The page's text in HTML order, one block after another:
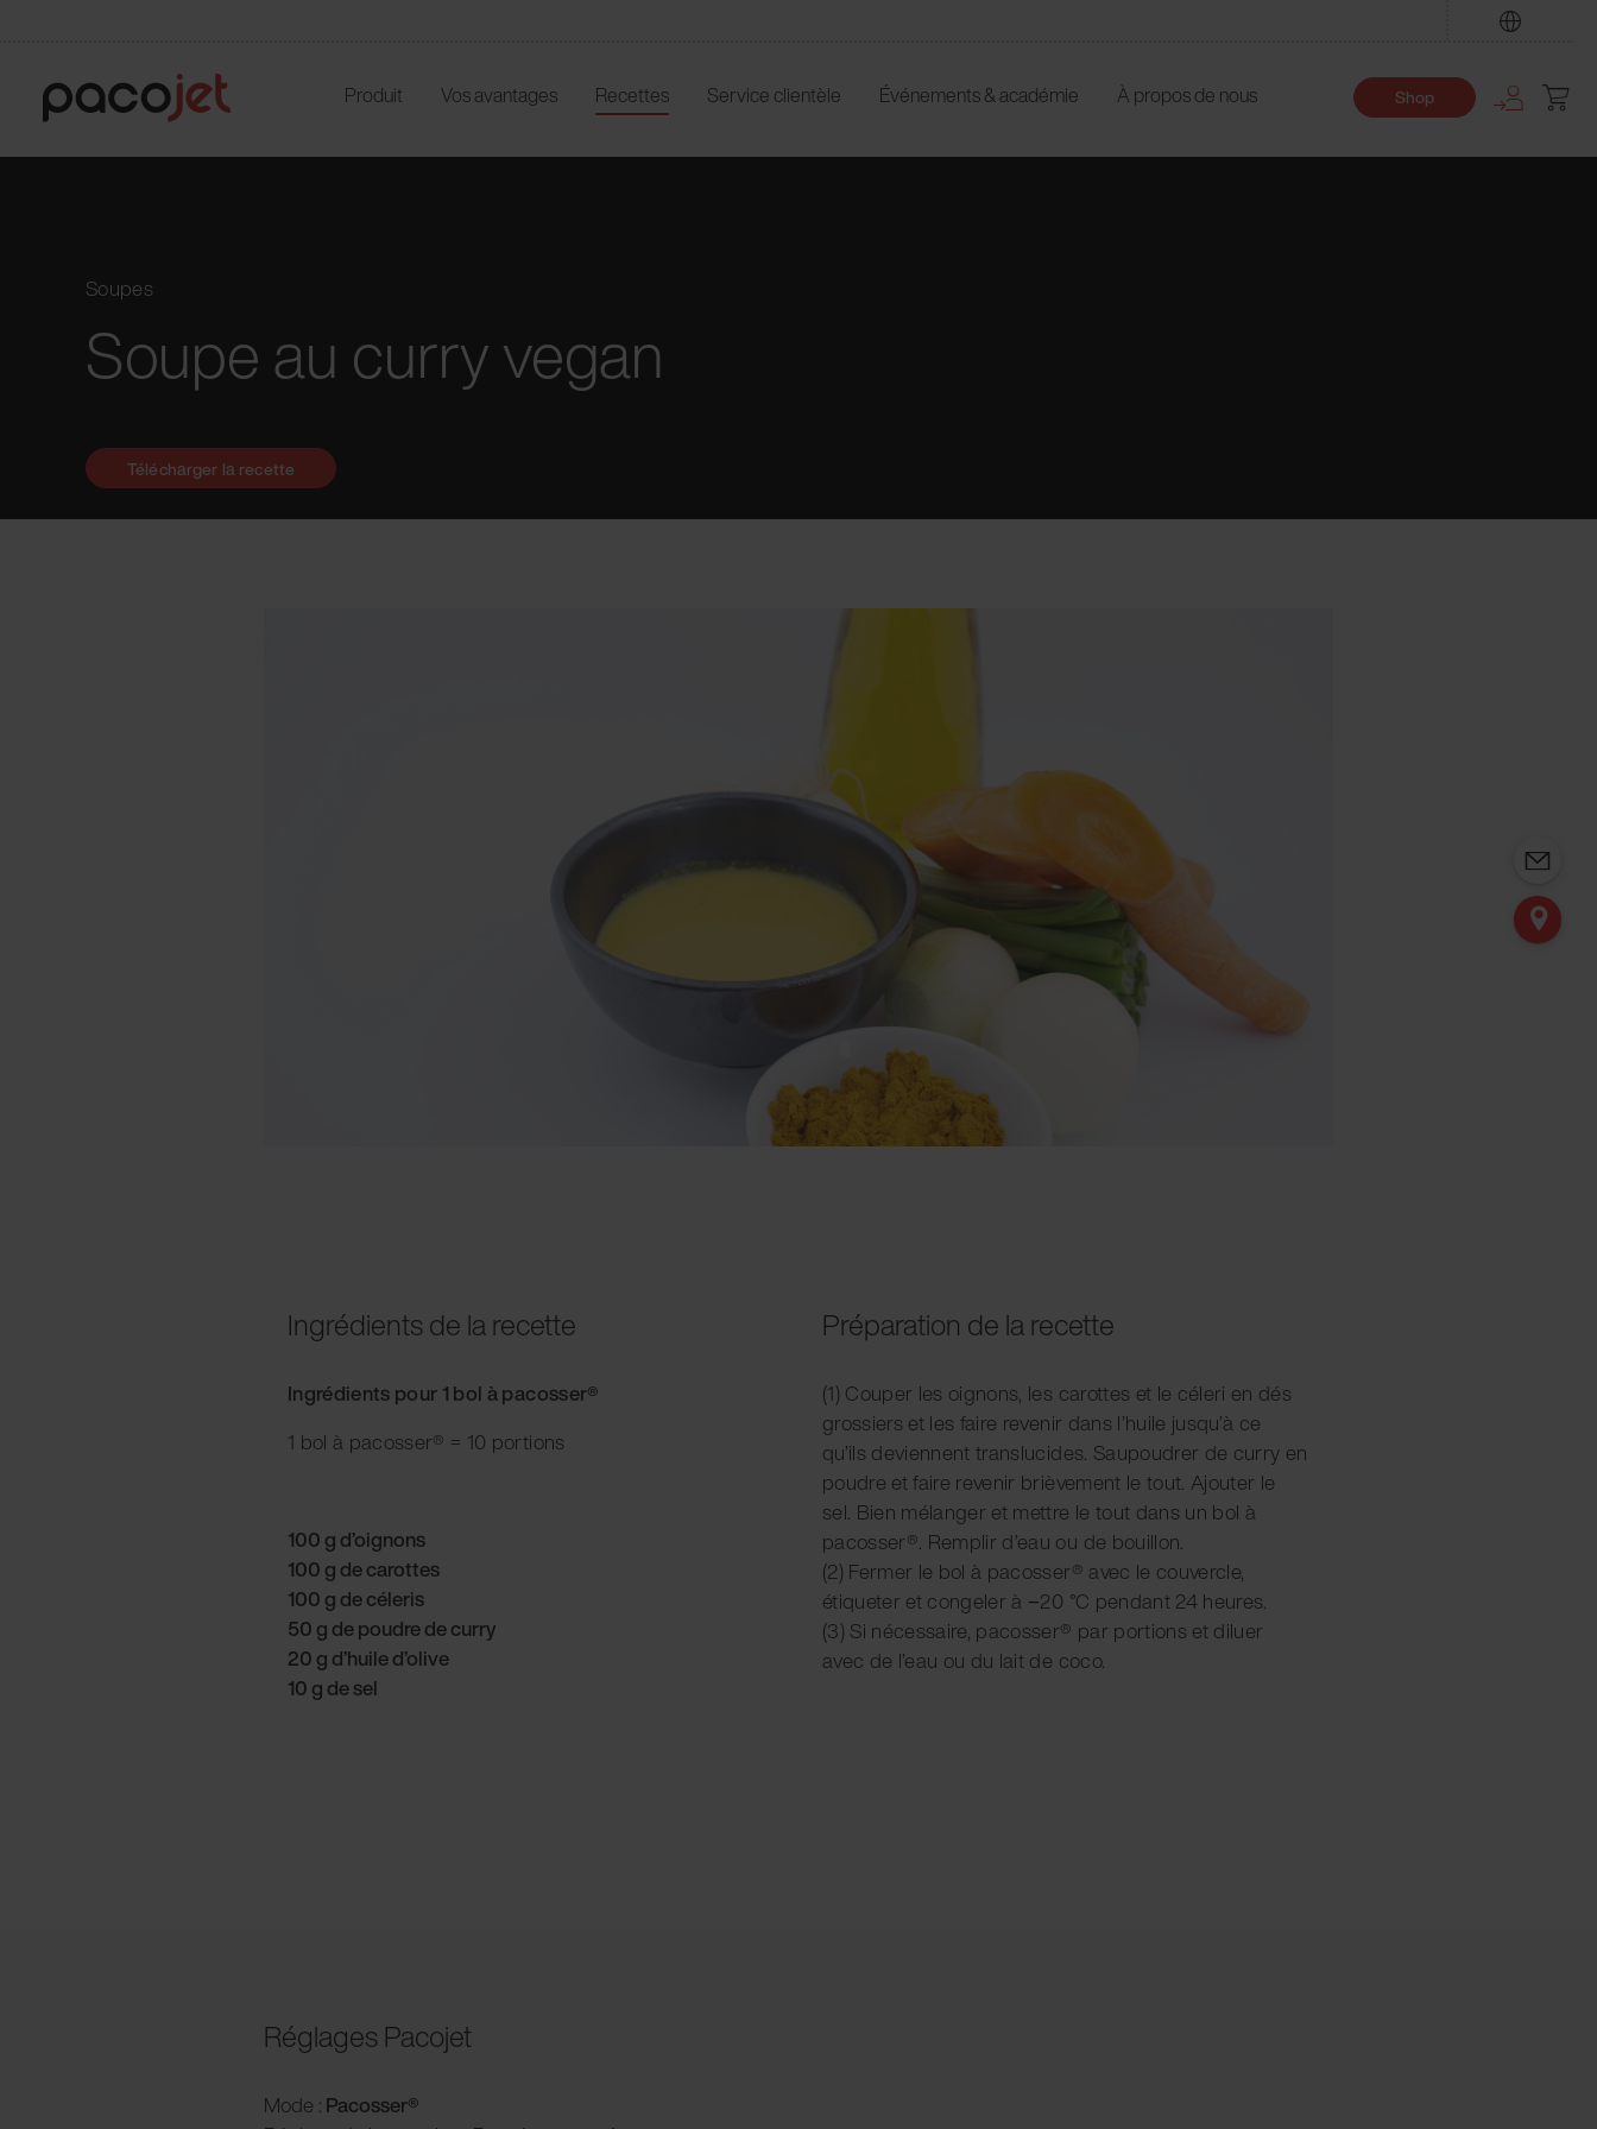
Produit Vos avantages Recettes Service clientèle Événements & académie À propos de nous Shop
Soupes
Soupe au curry vegan
Ingrédients de la recette
Ingrédients pour 1 bol à pacosser®
1 bol à pacosser® = 10 portions
100 g d’oignons
100 g de carottes
100 g de céleris
50 g de poudre de curry
20 g d’huile d’olive
10 g de sel
Préparation de la recette
(1) Couper les oignons, les carottes et le céleri en dés
grossiers et les faire revenir dans l’huile jusqu’à ce
qu’ils deviennent translucides. Saupoudrer de curry en
poudre et faire revenir brièvement le tout. Ajouter le
sel. Bien mélanger et mettre le tout dans un bol à
pacosser®. Remplir d’eau ou de bouillon.
(2) Fermer le bol à pacosser® avec le couvercle,
étiqueter et congeler à −20 °C pendant 24 heures.
(3) Si nécessaire, pacosser® par portions et diluer
avec de l’eau ou du lait de coco.
Réglages Pacojet
Mode : Pacosser®
Télécharger la recette